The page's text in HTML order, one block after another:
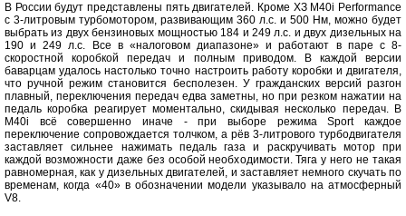
В России будут представлены пять двигателей. Кроме ХЗ М40і Performance
с 3-литровым турбомотором, развивающим 360 л.с. и 500 Нм, можно будет
выбрать из двух бензиновых мощностью 184 и 249 л.с. и двух дизельных на
190 и 249 л.с. Все в «налоговом диапазоне» и работают в паре с 8-
скоростной коробкой передач и полным приводом. В каждой версии
баварцам удалось настолько точно настроить работу коробки и двигателя,
что ручной режим становится бесполезен. У гражданских версий разгон
плавный, переключения передач едва заметны, но при резком нажатии на
педаль коробка реагирует моментально, скидывая несколько передач. В
М40і всё совершенно иначе - при выборе режима Sport каждое
переключение сопровождается толчком, а рёв 3-литрового турбодвигателя
заставляет сильнее нажимать педаль газа и раскручивать мотор при
каждой возможности даже без особой необходимости. Тяга у него не такая
равномерная, как у дизельных двигателей, и заставляет немного скучать по
временам, когда «40» в обозначении модели указывало на атмосферный
V8.